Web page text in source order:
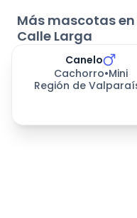
Más mascotas
Calle Larga
Canelo
Cachorro•Mini
Región de